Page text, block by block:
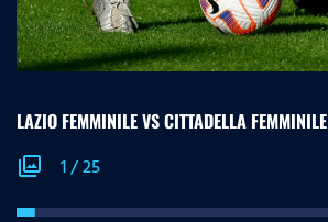
LAZIO FEMMINILE VS CITTADELLA FEMMINILE
photo_library 1/25